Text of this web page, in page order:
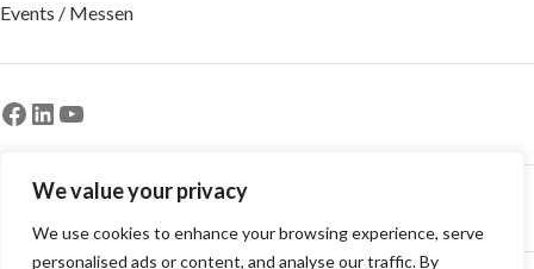
We value your privacy
We use cookies to enhance your browsing experience, serve
personalised ads or content, and analyse our traffic. By
Events / Messen
Newsletter & Kategorien